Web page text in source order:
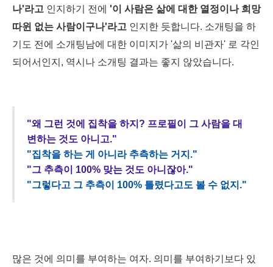
나'라고 인지하기 전에 '이 사람은 삶에 대한 열정이나 희망
따윈 없는 사람이구나'라고 인지한 듯합니다. 소개팅을 하
기도 전에 소개팅남에 대한 이미지가 '삶의 비관자' 로 각인
되어서인지, 역시나 소개팅 결과는 좋지 않았습니다.
"왜 그런 것에 집착을 하지? 프로필이 그 사람을 대
변하는 것도 아니고."
"집착을 하는 게 아니라 추측하는 거지."
"그 추측이 100% 맞는 것도 아니잖아."
"그렇다고 그 추측이 100% 틀렸다고도 볼 수 없지."
많은 것에 의미를 부여하는 여자. 의미를 부여하기보다 있